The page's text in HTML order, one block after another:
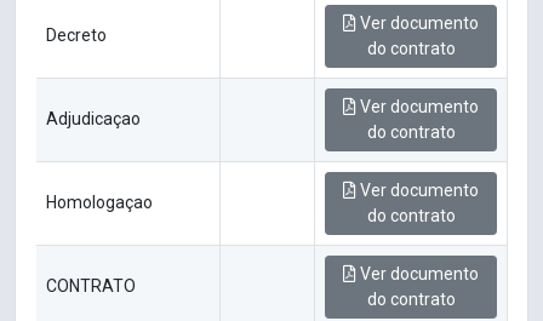
Decreto
Ver documento
do contrato
Adjudicaçao
Ver documento
do contrato
Homologaçao
Ver documento
do contrato
CONTRATO
Ver documento
do contrato